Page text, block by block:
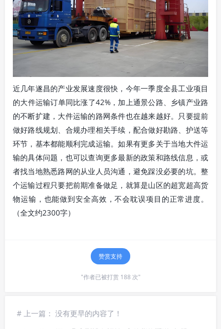
近几年遂昌的产业发展速度很快，今年一季度全县工业项目
的大件运输订单同比涨了42%，加上通景公路、乡镇产业路
的不断扩建，大件运输的路网条件也在越来越好。只要提前
做好路线规划、合规办理相关手续，配合做好勘路、护送等
环节，基本都能顺利完成运输。如果有更多关于当地大件运
输的具体问题，也可以查询更多最新的政策和路线信息，或
者找当地熟悉路网的从业人员沟通，避免踩没必要的坑。整
个运输过程只要把前期准备做足，就算是山区的超宽超高货
物运输，也能做到安全高效，不会耽误项目的正常进度。
（全文约2300字）
赞赏支持
"作者已被打赏 188 次"
# 上一篇： 没有更早的内容了！